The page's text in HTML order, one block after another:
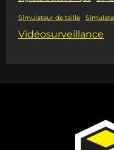
Simulateur de taille
Vidéosurveillance